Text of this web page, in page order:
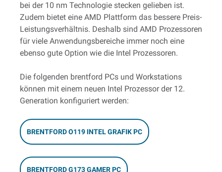
bei der 10 nm Technologie stecken gelieben ist.
Zudem bietet eine AMD Plattform das bessere Preis-
Leistungsverhältnis. Deshalb sind AMD Prozessoren
für viele Anwendungsbereiche immer noch eine
ebenso gute Option wie die Intel Prozessoren.
Die folgenden brentford PCs und Workstations
können mit einem neuen Intel Prozessor der 12.
Generation konfiguriert werden:
BRENTFORD O119 INTEL GRAFIK PC
BRENTFORD G173 GAMER PC